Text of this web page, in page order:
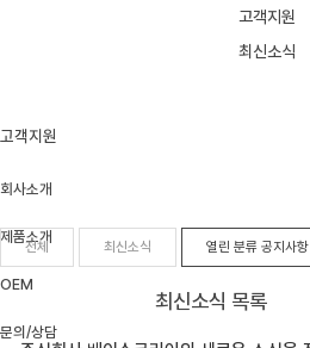
고객지원
최신소식
고객지원
회사소개
제품소개
OEM
문의/상담
전체 최신소식 열린 분류 공지사항
최신소식 목록